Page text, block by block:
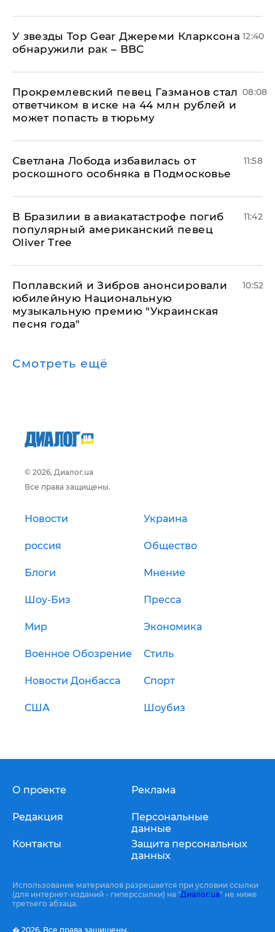
У звезды Top Gear Джереми Кларксона
обнаружили рак – BBC
12:40
Прокремлевский певец Газманов стал
ответчиком в иске на 44 млн рублей и
может попасть в тюрьму
08:08
Светлана Лобода избавилась от
роскошного особняка в Подмосковье
11:58
В Бразилии в авиакатастрофе погиб
популярный американский певец
Oliver Tree
11:42
Поплавский и Зибров анонсировали
юбилейную Национальную
музыкальную премию "Украинская
песня года"
10:52
Смотреть ещё
© 2026, Диалог.ua
Все права защищены.
Новости Украина
россия Общество
Блоги Мнение
Шоу-Биз Пресса
Мир Экономика
Военное Обозрение Стиль
Новости Донбасса Спорт
США Шоубиз
О проекте
Редакция
Контакты
Реклама
Персональные
данные
Защита персональных
данных
Использование материалов разрешается при условии ссылки
(для интернет-изданий - гиперссылки) на "Диалог.ua" не ниже
третьего абзаца.
� 2026, Все права защищены.